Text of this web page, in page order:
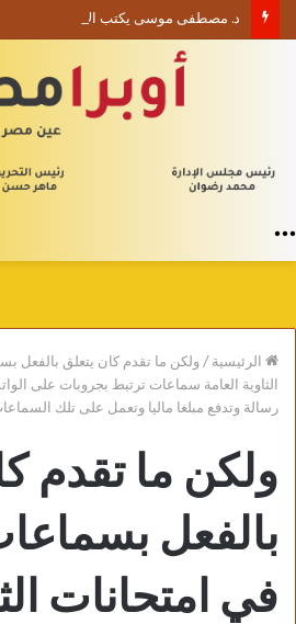
د. مصطفى موسى يكتب الأربعون الإدارية (1) من يلا إدارة
الرئيسية/ولكن ما تقدم كان يتعلق بالفعل
الثاوية العامة سماعات ترتبط بجروبات على
رسالة وتدفع مبلغا ماليا وتعمل على تلك
ولكن ما تقدم
بالفعل
في امتحانات